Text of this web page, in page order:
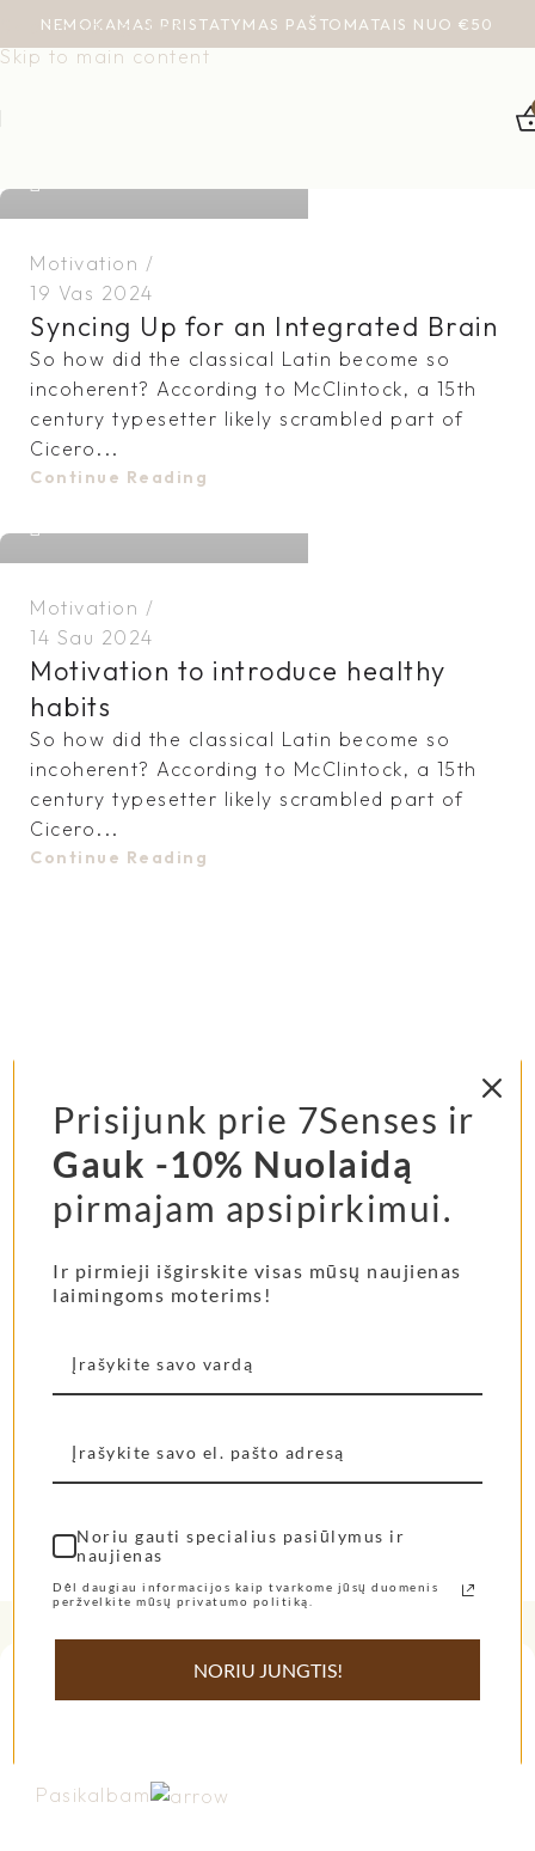
Skip to navigation
Skip to main content
NEMOKAMAS PRISTATYMAS PAŠTOMATAIS NUO €50
Motivation
19 Vas 2024
Syncing Up for an Integrated Brain
So how did the classical Latin become so
incoherent? According to McClintock, a 15th
century typesetter likely scrambled part of
Cicero...
Continue Reading
Motivation
14 Sau 2024
Motivation to introduce healthy
habits
So how did the classical Latin become so
incoherent? According to McClintock, a 15th
century typesetter likely scrambled part of
Cicero...
Continue Reading
Pasikalbam
Prisijunk prie 7Senses ir
Gauk -10% Nuolaidą
pirmajam apsipirkimui.
Ir pirmieji išgirskite visas mūsų naujienas
laimingoms moterims!
Noriu gauti specialius pasiūlymus ir
naujienas
Dėl daugiau informacijos kaip tvarkome jūsų duomenis
peržvelkite mūsų privatumo politiką.
NORIU JUNGTIS!